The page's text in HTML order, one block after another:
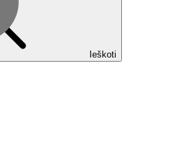
Ieškoti